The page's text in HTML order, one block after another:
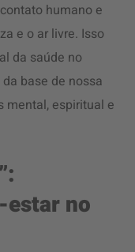
humano e
e o ar livre. Isso
da saúde no
base de nossa
mental, espiritual e
no